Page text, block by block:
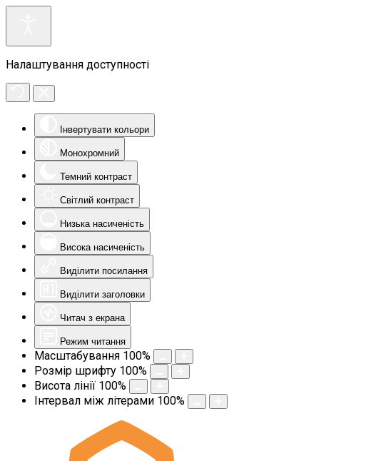
Налаштування доступності
Інвертувати кольори
Монохромний
Темний контраст
Світлий контраст
Низька насиченість
Висока насиченість
Виділити посилання
Виділити заголовки
Читач з екрана
Режим читання
Масштабування 100%
Розмір шрифту 100%
Висота лінії 100%
Інтервал між літерами 100%